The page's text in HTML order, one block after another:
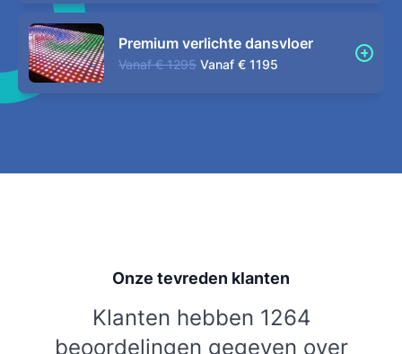
Premium verlichte dansvloer
Vanaf € 1295 Vanaf € 1195
Onze tevreden klanten
Klanten hebben 1264
beoordelingen gegeven over